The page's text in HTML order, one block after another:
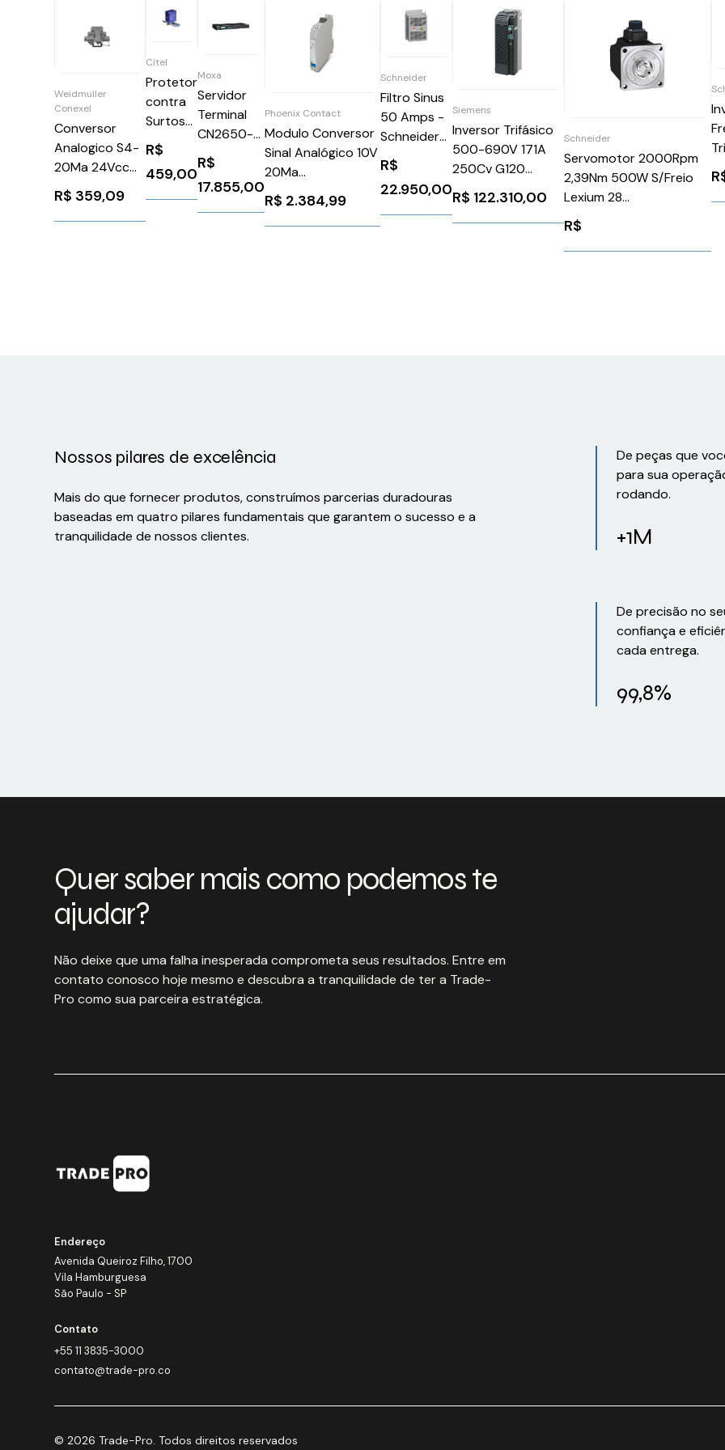
Weidmuller
Conexel
Conversor
Analogico S4-
20Ma 24Vcc
Dk6
C9043490023
Weidmuller
R$ 359,09
Citel
Protetor
contra
Surtos
MJ8-
CAT5e
R$
459,00
Moxa
Servidor
Terminal
CN2650-
16-2AC-T
R$
17.855,00
Phoenix Contact
Modulo Conversor
Sinal Analógico 10V
20Ma
MACXMCRUIUIUPNC
Phoenix Contact
2811297
R$ 2.384,99
Schneider
Filtro Sinus
50 Amps -
Schneider
VW3A5404
R$
22.950,00
Siemens
Inversor Trifásico
500-690V 171A
250Cv G120
Siemens
6SL32101PH317CL0
R$ 122.310,00
Schneider
Servomotor 2000Rpm
2,39Nm 500W S/Freio
Lexium 28
Bch2Mm0523*Schneider
BCH2MM0523CA6C
R$
Nossos pilares de excelência
Mais do que fornecer produtos, construímos parcerias duradouras
baseadas em quatro pilares fundamentais que garantem o sucesso e a
tranquilidade de nossos clientes.
De peças que
para sua
rodando.
+1M
De precisão no
confiança e
cada entrega.
99,8%
Quer saber mais como podemos te
ajudar?
Não deixe que uma falha inesperada comprometa seus resultados. Entre em
contato conosco hoje mesmo e descubra a tranquilidade de ter a Trade-
Pro como sua parceira estratégica.
Endereço
Avenida Queiroz Filho, 1700
Vila Hamburguesa
São Paulo - SP
Contato
+55 11 3835-3000
contato@trade-pro.co
© 2026 Trade-Pro. Todos direitos reservados